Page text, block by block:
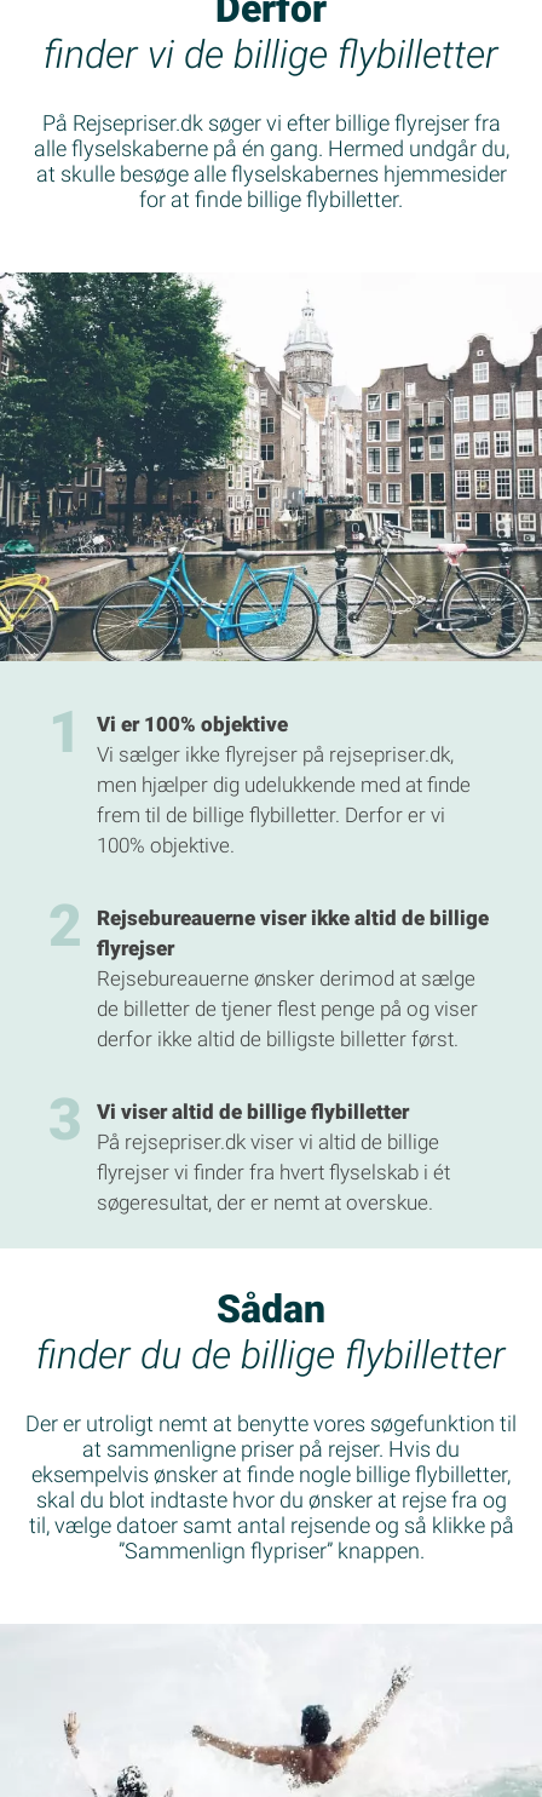
finder vi de billige flybilletter
På Rejsepriser.dk søger vi efter billige flyrejser fra
alle flyselskaberne på én gang. Hermed undgår du,
at skulle besøge alle flyselskabernes hjemmesider
for at finde billige flybilletter.
Vi er 100% objektive
Vi sælger ikke flyrejser på rejsepriser.dk,
men hjælper dig udelukkende med at finde
frem til de billige flybilletter. Derfor er vi
100% objektive.
Rejsebureauerne viser ikke altid de billige
flyrejser
Rejsebureauerne ønsker derimod at sælge
de billetter de tjener flest penge på og viser
derfor ikke altid de billigste billetter først.
Vi viser altid de billige flybilletter
På rejsepriser.dk viser vi altid de billige
flyrejser vi finder fra hvert flyselskab i ét
søgeresultat, der er nemt at overskue.
Sådan
finder du de billige flybilletter
Der er utroligt nemt at benytte vores søgefunktion til
at sammenligne priser på rejser. Hvis du
eksempelvis ønsker at finde nogle billige flybilletter,
skal du blot indtaste hvor du ønsker at rejse fra og
til, vælge datoer samt antal rejsende og så klikke på
”Sammenlign flypriser” knappen.